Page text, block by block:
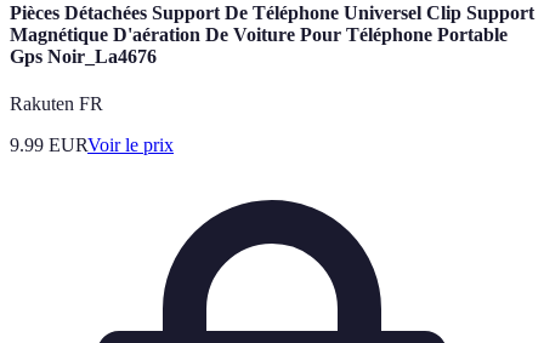
Pièces Détachées Support De Téléphone Universel Clip Support
Magnétique D'aération De Voiture Pour Téléphone Portable
Gps Noir_La4676
Rakuten FR
9.99 EURVoir le prix